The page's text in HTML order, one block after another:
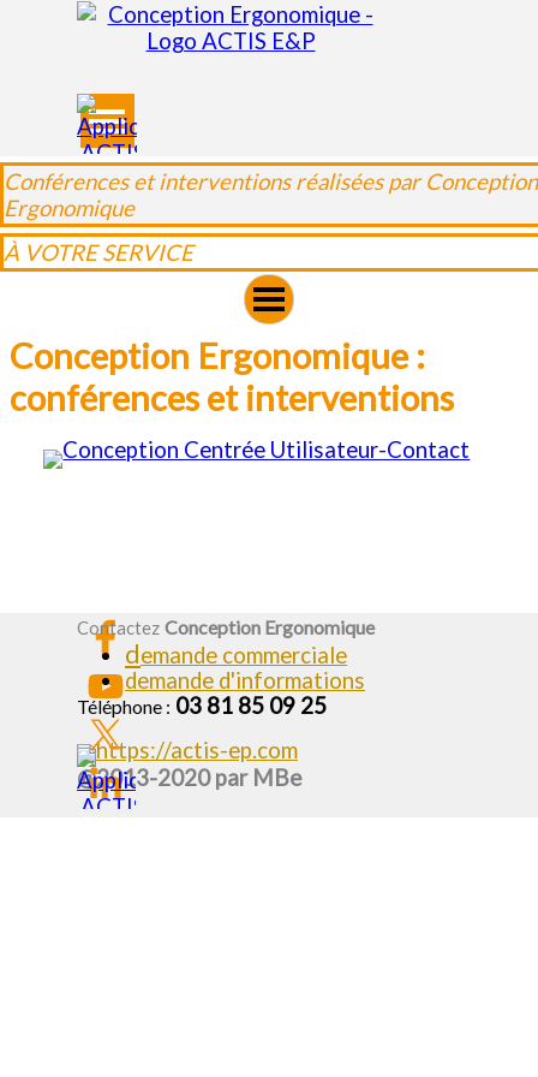
Aller au contenu
Sauter le menu
Conférences et interventions réalisées par Conception
Ergonomique
À VOTRE SERVICE
Conception Ergonomique :
conférences et interventions
Contactez Conception Ergonomique
demande commerciale
demande d'informations
Téléphone : 03 81 85 09 25
https://actis-ep.com
@2013-2020 par MBe